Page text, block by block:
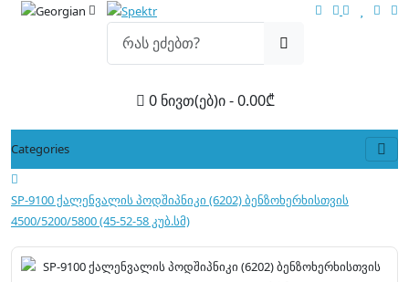
0 ნივთ(ებ)ი - 0.00₾
Categories
SP-9100 ქალენვალის პოდშიპნიკი (6202) ბენზოხერხისთვის
4500/5200/5800 (45-52-58 კუბ.სმ)